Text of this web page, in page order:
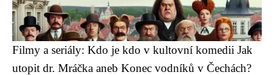
Filmy a seriály: Kdo je kdo v kultovní komedii Jak
utopit dr. Mráčka aneb Konec vodníků v Čechách?